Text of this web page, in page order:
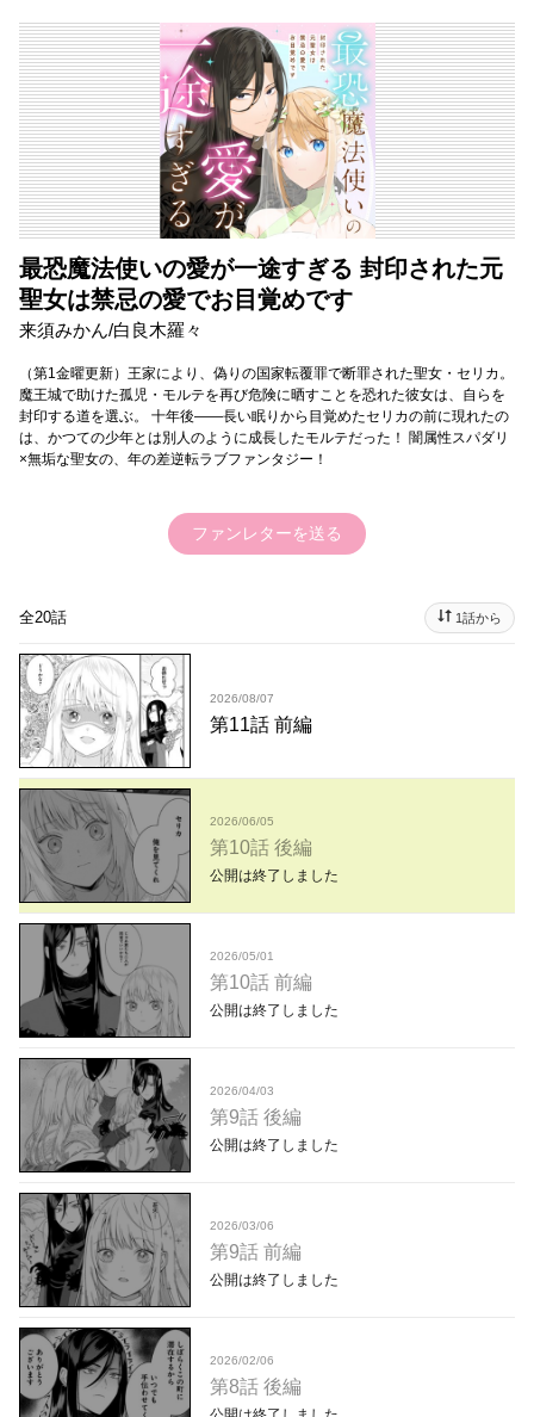
最恐魔法使いの愛が一途すぎる 封印された元
聖女は禁忌の愛でお目覚めです
来須みかん/白良木羅々
（第1金曜更新）王家により、偽りの国家転覆罪で断罪された聖女・セリカ。
魔王城で助けた孤児・モルテを再び危険に晒すことを恐れた彼女は、自らを
封印する道を選ぶ。 十年後――長い眠りから目覚めたセリカの前に現れたの
は、かつての少年とは別人のように成長したモルテだった！ 闇属性スパダリ
×無垢な聖女の、年の差逆転ラブファンタジー！
ファンレターを送る
全20話 1話から
2026/08/07
第11話 前編
2026/06/05
第10話 後編
公開は終了しました
2026/05/01
第10話 前編
公開は終了しました
2026/04/03
第9話 後編
公開は終了しました
2026/03/06
第9話 前編
公開は終了しました
2026/02/06
第8話 後編